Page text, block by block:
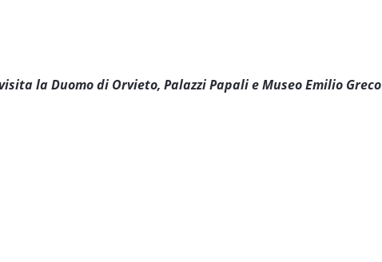
la Duomo di Orvieto, Palazzi Papali e Museo Emilio Greco